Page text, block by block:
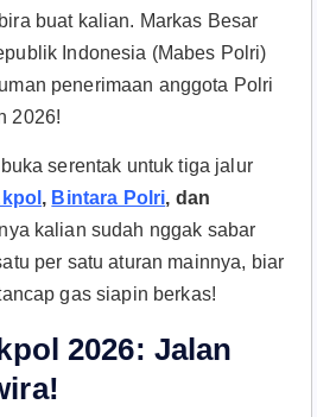
buat kalian. Markas Besar
Indonesia (Mabes Polri)
penerimaan anggota Polri
2026!
serentak untuk tiga jalur
, Bintara Polri, dan
kalian sudah nggak sabar
per satu aturan mainnya, biar
gas siapin berkas!
2026: Jalan